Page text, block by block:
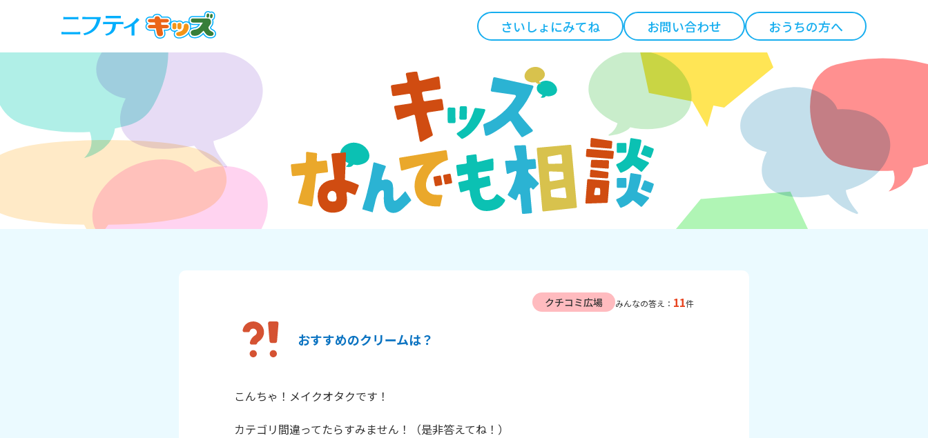
さいしょにみてね お問い合わせ おうちの方へ
クチコミ広場 みんなの答え： 11件
おすすめのクリームは？
こんちゃ！メイクオタクです！
カテゴリ間違ってたらすみません！（是非答えてね！）